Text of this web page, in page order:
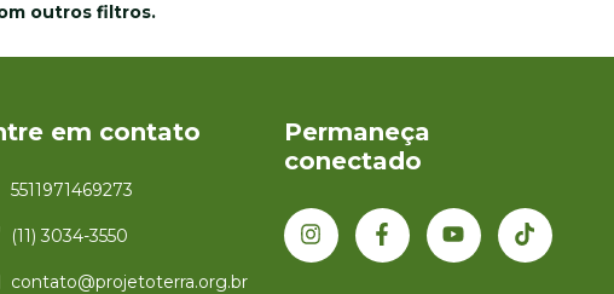
outros filtros.
em contato
5511971469273
(11) 3034-3550
contato@projetoterra.org.br
Permaneça
conectado